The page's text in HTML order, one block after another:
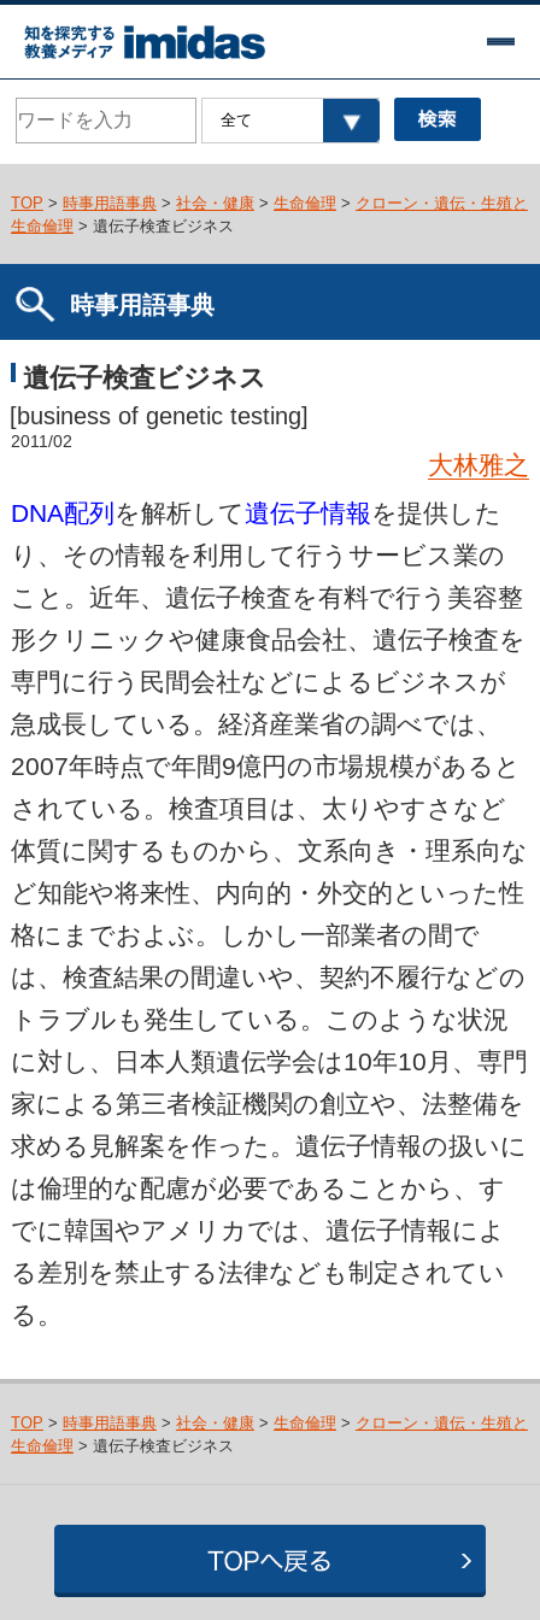
TOP > 時事用語事典> 社会・健康> 生命倫理 > クローン・遺伝・生殖と
生命倫理 > 遺伝子検査ビジネス
時事用語事典
遺伝子検査ビジネス
[business of genetic testing]
2011/02
大林雅之
DNA配列 を解析して遺伝子情報を提供した
り、その情報を利用して行うサービス業の
こと。近年、遺伝子検査を有料で行う美容整
形クリニックや健康食品会社、遺伝子検査を
専門に行う民間会社などによるビジネスが
急成長している。経済産業省の調べでは、
2007年時点で年間9億円の市場規模があると
されている。検査項目は、太りやすさなど
体質に関するものから、文系向き・理系向な
ど知能や将来性、内向的・外交的といった性
格にまでおよぶ。しかし一部業者の間で
は、検査結果の間違いや、契約不履行などの
トラブルも発生している。このような状況
に対し、日本人類遺伝学会は10年10月、専門
家による第三者検証機関の創立や、法整備を
求める見解案を作った。遺伝子情報の扱いに
は倫理的な配慮が必要であることから、す
でに韓国やアメリカでは、遺伝子情報によ
る差別を禁止する法律なども制定されてい
る。
TOP > 時事用語事典> 社会・健康> 生命倫理 > クローン・遺伝・生殖と
生命倫理 > 遺伝子検査ビジネス